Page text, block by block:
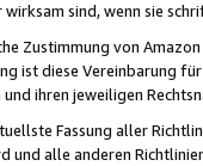
sind, wenn sie
Zustimmung von
ist diese Vereinbarung
ihren jeweiligen
Fassung aller
und alle anderen